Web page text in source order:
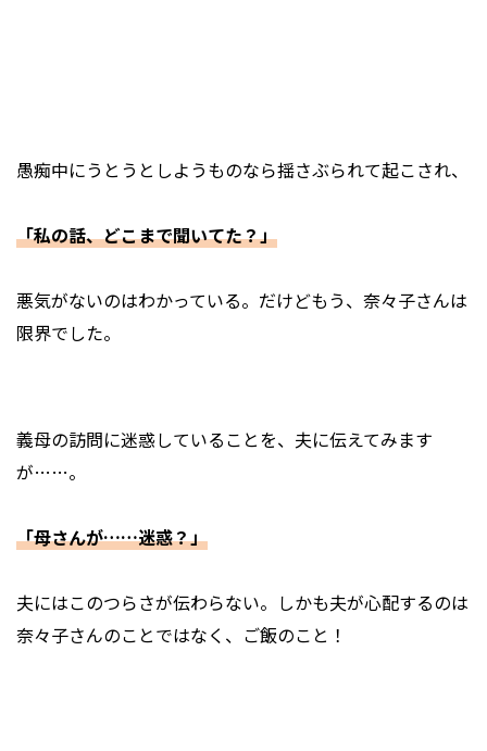
愚痴中にうとうとしようものなら揺さぶられて起こされ、
「私の話、どこまで聞いてた？」
悪気がないのはわかっている。だけどもう、奈々子さんは
限界でした。
義母の訪問に迷惑していることを、夫に伝えてみます
が……。
「母さんが……迷惑？」
夫にはこのつらさが伝わらない。しかも夫が心配するのは
奈々子さんのことではなく、ご飯のこと！